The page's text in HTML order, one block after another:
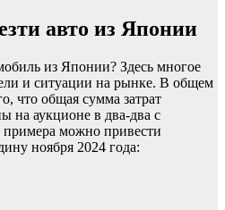
авто из Японии
из Японии? Здесь многое
и ситуации на рынке. В общем
что общая сумма затрат
на аукционе в два-два с
примера можно привести
ноября 2024 года: